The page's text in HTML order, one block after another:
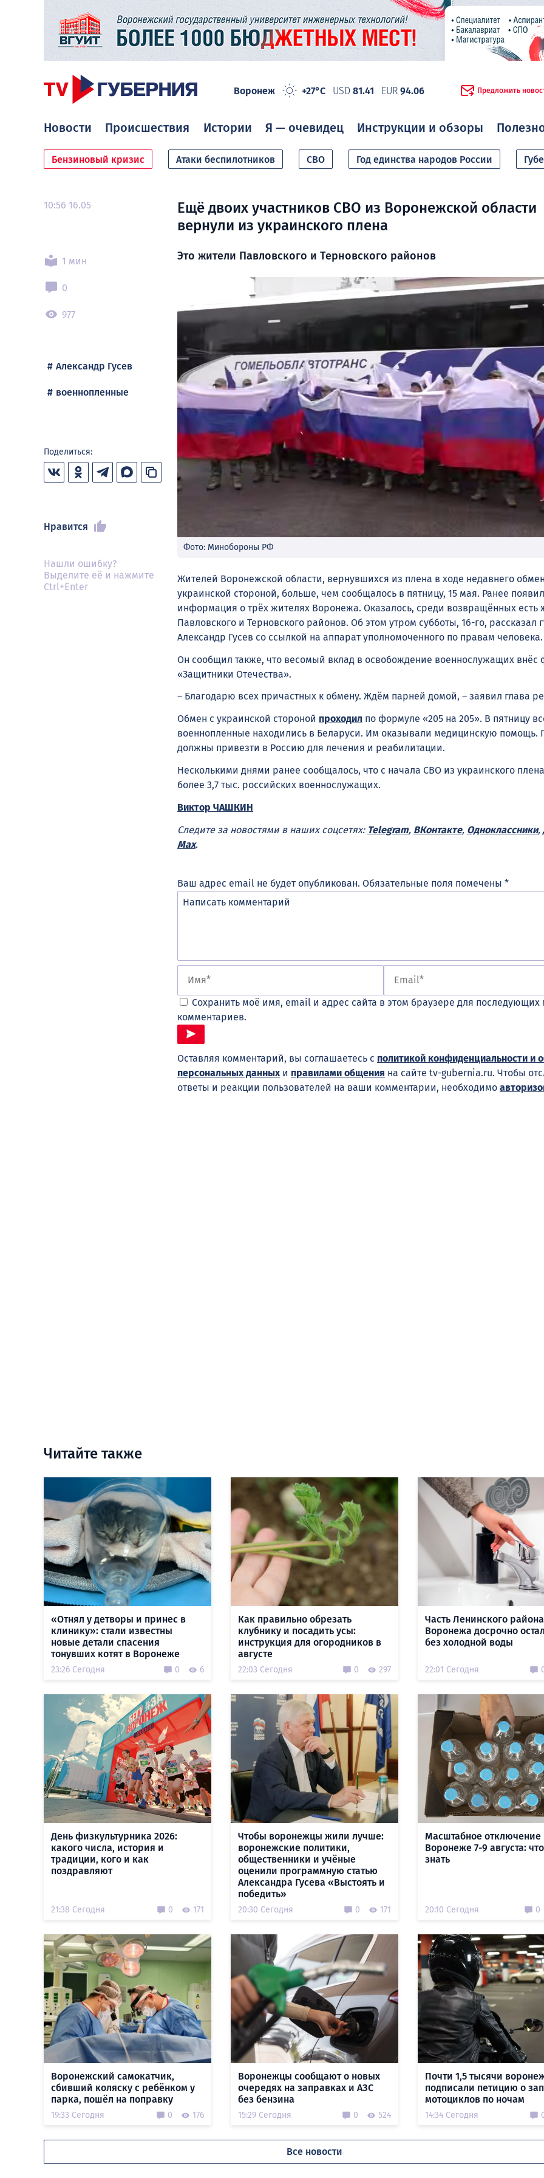
Воронеж +27°C USD 81.41 EUR 94.06 Предложить
Новости Происшествия Истории Я — очевидец Инструкции и обзоры
Бензиновый кризис Атаки беспилотников СВО Год единства народов России
10:56 16.05
1 мин
0
977
Александр Гусев
военнопленные
Поделиться:
Нравится
Нашли ошибку?
Выделите её и нажмите
Ctrl+Enter
Ещё двоих участников СВО из Воронежской области
вернули из украинского плена
Это жители Павловского и Терновского районов
Фото: Минобороны РФ
Жителей Воронежской области, вернувшихся из плена в ходе недавнего
украинской стороной, больше, чем сообщалось в пятницу, 15 мая. Ранее
информация о трёх жителях Воронежа. Оказалось, среди возвращённых есть
Павловского и Терновского районов. Об этом утром субботы, 16-го, рассказал
Александр Гусев со ссылкой на аппарат уполномоченного по правам
Он сообщил также, что весомый вклад в освобождение военнослужащих внёс
«Защитники Отечества».
– Благодарю всех причастных к обмену. Ждём парней домой, – заявил глава
Обмен с украинской стороной проходил по формуле «205 на 205». В пятницу
военнопленные находились в Беларуси. Им оказывали медицинскую помощь.
должны привезти в Россию для лечения и реабилитации.
Несколькими днями ранее сообщалось, что с начала СВО из украинского
более 3,7 тыс. российских военнослужащих.
Виктор ЧАШКИН
Следите за новостями в наших соцсетях: Telegram, ВКонтакте, Одноклассники,
Max.
Ваш адрес email не будет опубликован. Обязательные поля помечены *
Сохранить моё имя, email и адрес сайта в этом браузере для последующих
комментариев.
Оставляя комментарий, вы соглашаетесь с политикой конфиденциальности и
персональных данныхи правилами общения на сайте tv-gubernia.ru. Чтобы
ответы и реакции пользователей на ваши комментарии, необходимо
Читайте также
«Отнял у детворы и принес в
клинику»: стали известны
новые детали спасения
тонувших котят в Воронеже
23:26 Сегодня 0 6
Как правильно обрезать
клубнику и посадить усы:
инструкция для огородников в
августе
22:03 Сегодня 0 297
Часть Ленинского района
Воронежа досрочно
без холодной воды
22:01 Сегодня
День физкультурника 2026:
какого числа, история и
традиции, кого и как
поздравляют
21:38 Сегодня 0 171
Чтобы воронежцы жили лучше:
воронежские политики,
общественники и учёные
оценили программную статью
Александра Гусева «Выстоять и
победить»
20:30 Сегодня 0 171
Масштабное отключение
Воронеже 7-9 августа:
знать
20:10 Сегодня 0
Воронежский самокатчик,
сбивший коляску с ребёнком у
парка, пошёл на поправку
19:33 Сегодня 0 176
Воронежцы сообщают о новых
очередях на заправках и АЗС
без бензина
15:29 Сегодня 0 524
Почти 1,5 тысячи
подписали петицию о
мотоциклов по ночам
14:34 Сегодня
Все новости